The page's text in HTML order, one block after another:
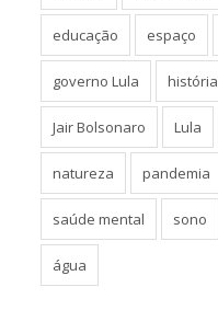
educação espaço
governo Lula história
Jair Bolsonaro Lula
natureza pandemia
saúde mental sono
água